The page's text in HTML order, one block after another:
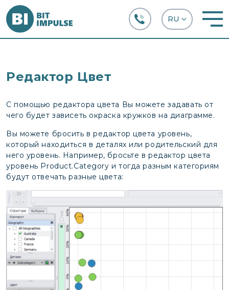
Редактор Цвет
С помощью редактора цвета Вы можете задавать от
чего будет зависеть окраска кружков на диаграмме.
Вы можете бросить в редактор цвета уровень,
который находиться в деталях или родительский для
него уровень. Например, бросьте в редактор цвета
уровень Product.Category и тогда разным категориям
будут отвечать разные цвета: